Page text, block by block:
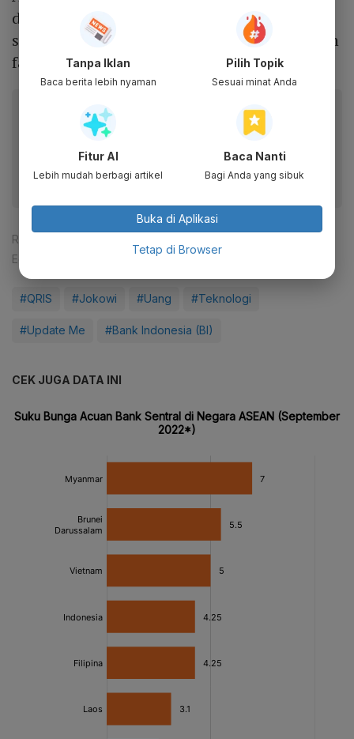
dan Filipina berencana menghubungkan
sistem pembayaran, baik melalui QR maupun
fast payment.
Baca artikel ini lewat aplikasi mobile.
Dapatkan pengalaman membaca lebih nyaman dan nikmati
fitur menarik lainnya lewat aplikasi mobile Katadata.
Reporter:
Editor:
#QRIS #Jokowi #Uang #Teknologi
#Update Me #Bank Indonesia (BI)
CEK JUGA DATA INI
Tanpa Iklan
Baca berita lebih nyaman
Pilih Topik
Sesuai minat Anda
Fitur AI
Lebih mudah berbagi artikel
Baca Nanti
Bagi Anda yang sibuk
Buka di Aplikasi
Tetap di Browser